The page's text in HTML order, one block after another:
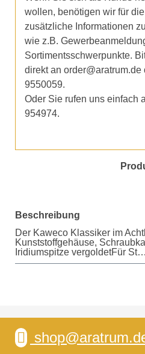
wollen, benötigen wir für
zusätzliche Informationen
wie z.B.
Sortimentsschwerpunkte.
direkt an
9550059.
Oder Sie rufen uns einfach
954974.
Beschreibung
Der Kaweco Klassiker im
Kunststoffgehäuse,
Iridiumspitze vergoldetFür St…